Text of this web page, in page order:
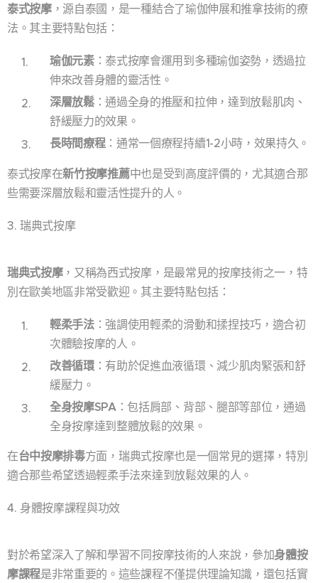
泰式按摩，源自泰國，是一種結合了瑜伽伸展和推拿技術的療
法。其主要特點包括：
瑜伽元素：泰式按摩會運用到多種瑜伽姿勢，透過拉
伸來改善身體的靈活性。
深層放鬆：通過全身的推壓和拉伸，達到放鬆肌肉、
舒緩壓力的效果。
長時間療程：通常一個療程持續1-2小時，效果持久。
泰式按摩在新竹按摩推薦中也是受到高度評價的，尤其適合那
些需要深層放鬆和靈活性提升的人。
3. 瑞典式按摩
瑞典式按摩，又稱為西式按摩，是最常見的按摩技術之一，特
別在歐美地區非常受歡迎。其主要特點包括：
輕柔手法：強調使用輕柔的滑動和揉捏技巧，適合初
次體驗按摩的人。
改善循環：有助於促進血液循環、減少肌肉緊張和舒
緩壓力。
全身按摩SPA ：包括肩部、背部、腿部等部位，通過
全身按摩達到整體放鬆的效果。
在台中按摩排毒方面，瑞典式按摩也是一個常見的選擇，特別
適合那些希望透過輕柔手法來達到放鬆效果的人。
4. 身體按摩課程與功效
對於希望深入了解和學習不同按摩技術的人來說，參加身體按
摩課程是非常重要的。這些課程不僅提供理論知識，還包括實